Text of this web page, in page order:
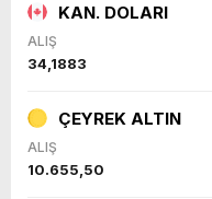
KAN. DOLARI
ALIŞ
34,1883
ÇEYREK ALTIN
ALIŞ
10.655,50